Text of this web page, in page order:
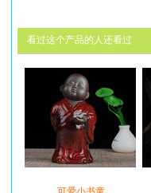
看过这个产品的人还看过